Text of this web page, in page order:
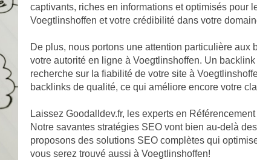
captivants, riches en informations et optimisés pour
Voegtlinshoffen et votre crédibilité dans votre
De plus, nous portons une attention particulière
votre autorité en ligne à Voegtlinshoffen. Un
recherche sur la fiabilité de votre site à
backlinks de qualité, ce qui améliore encore votre
Laissez Goodalldev.fr, les experts en
Notre savantes stratégies SEO vont bien au-delà
proposons des solutions SEO complètes qui
vous serez trouvé aussi à Voegtlinshoffen!